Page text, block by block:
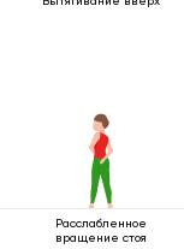
Расслабленное
вращение стоя